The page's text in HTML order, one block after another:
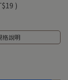
)
格說明